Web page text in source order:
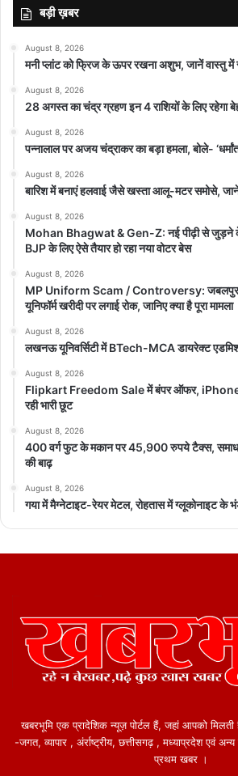
बड़ी ख़बर
August 8, 2026
मनी प्लांट को फ्रिज के ऊपर रखना अशुभ, जानें वास्तु में
August 8, 2026
28 अगस्त का चंद्र ग्रहण इन 4 राशियों के लिए रहेगा
August 8, 2026
पन्नालाल पर अजय चंद्राकर का बड़ा हमला, बोले-
August 8, 2026
बारिश में बनाएं हलवाई जैसे खस्ता आलू-मटर समोसे,
August 8, 2026
Mohan Bhagwat & Gen-Z: नई पीढ़ी से जुड़ने
BJP के लिए ऐसे तैयार हो रहा नया वोटर बेस
August 8, 2026
MP Uniform Scam / Controversy: जबलपुर
यूनिफॉर्म खरीदी पर लगाई रोक, जानिए क्या है पूरा मामला
August 8, 2026
लखनऊ यूनिवर्सिटी में BTech-MCA डायरेक्ट
August 8, 2026
Flipkart Freedom Sale में बंपर ऑफर, iPhone
रही भारी छूट
August 8, 2026
400 वर्ग फुट के मकान पर 45,900 रुपये टैक्स,
की बाढ़
August 8, 2026
गया में मैग्नेटाइट-रेयर मेटल, रोहतास में ग्लूकोनाइट के
खबरभूमि एक प्रादेशिक न्यूज़ पोर्टल हैं, जहां आपको
-जगत, व्यापार , अंर्राष्ट्रीय, छत्तीसगढ़ , मध्याप्रदेश एवं
प्रथम खबर ।